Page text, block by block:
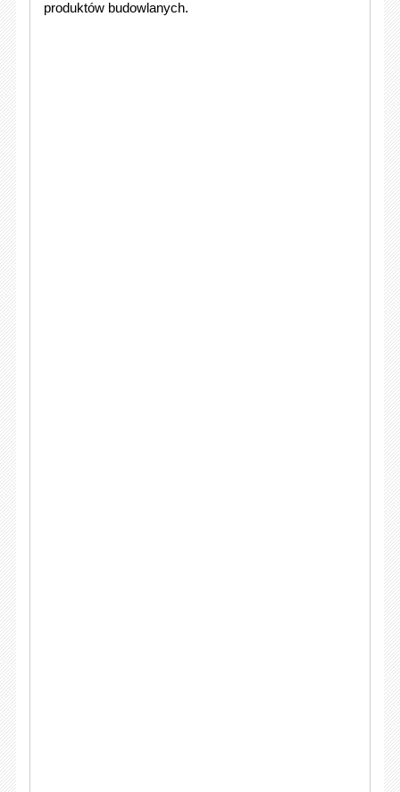
produktów budowlanych.